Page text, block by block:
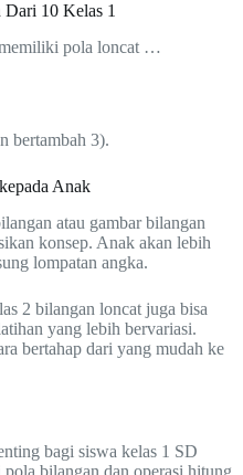
10 Kelas 1
pola loncat …
bertambah 3).
Anak
atau gambar bilangan
konsep. Anak akan lebih
lompatan angka.
2 bilangan loncat juga bisa
yang lebih bervariasi.
bertahap dari yang mudah ke
bagi siswa kelas 1 SD
bilangan dan operasi hitung